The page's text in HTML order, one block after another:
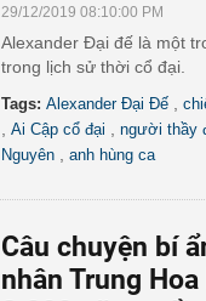
29/12/2019 08:10:00 PM
Alexander Đại đế là một
trong lịch sử thời cổ đại.
Tags: Alexander Đại Đế
Ai Cập cổ đại người thầy
Nguyên
anh hùng ca
Câu chuyện bí
nhân Trung